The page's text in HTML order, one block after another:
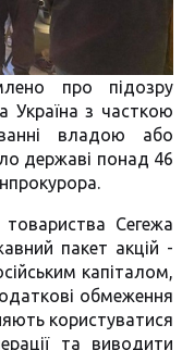
про підозру
Україна з часткою
владою або
державі понад 46
Сегежа
пакет акцій -
капіталом,
обмеження
користуватися
та виводити